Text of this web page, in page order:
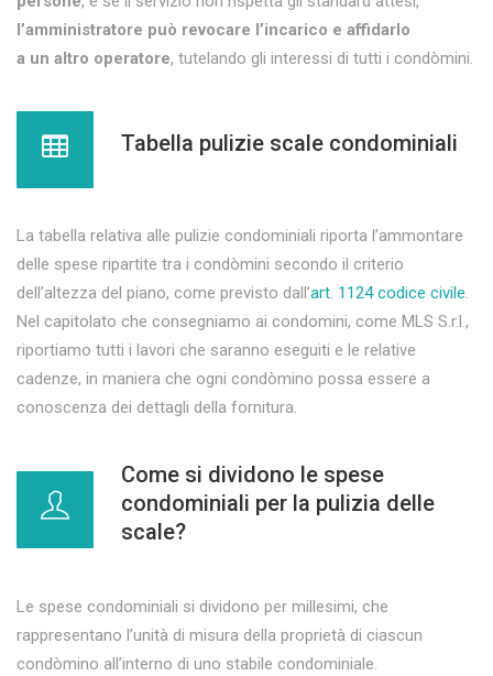
l’amministratore può revocare l’incarico e affidarlo
a un altro operatore, tutelando gli interessi di tutti i condòmini.
Tabella pulizie scale condominiali
La tabella relativa alle pulizie condominiali riporta l’ammontare
delle spese ripartite tra i condòmini secondo il criterio
dell’altezza del piano, come previsto dall’art. 1124 codice civile.
Nel capitolato che consegniamo ai condomini, come MLS S.r.l.,
riportiamo tutti i lavori che saranno eseguiti e le relative
cadenze, in maniera che ogni condòmino possa essere a
conoscenza dei dettagli della fornitura.
Come si dividono le spese
condominiali per la pulizia delle
scale?
Le spese condominiali si dividono per millesimi, che
rappresentano l’unità di misura della proprietà di ciascun
condòmino all’interno di uno stabile condominiale.